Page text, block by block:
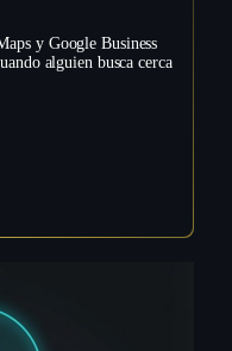
y Google Business
alguien busca cerca